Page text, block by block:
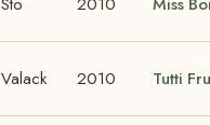
Valack 2010 Tutti